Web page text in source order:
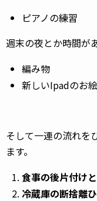
ピアノの練習
週末の夜とか時間が
編み物
新しいIpadのお
そして一連の流れを
ます。
食事の後片付け
冷蔵庫の断捨離